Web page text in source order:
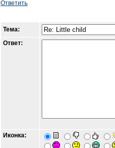
Ответить
Тема:
Ответ:
Иконка: